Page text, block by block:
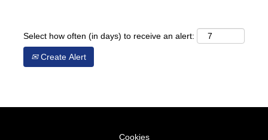
Select how often (in days) to receive an alert:
Create Alert
Cookies